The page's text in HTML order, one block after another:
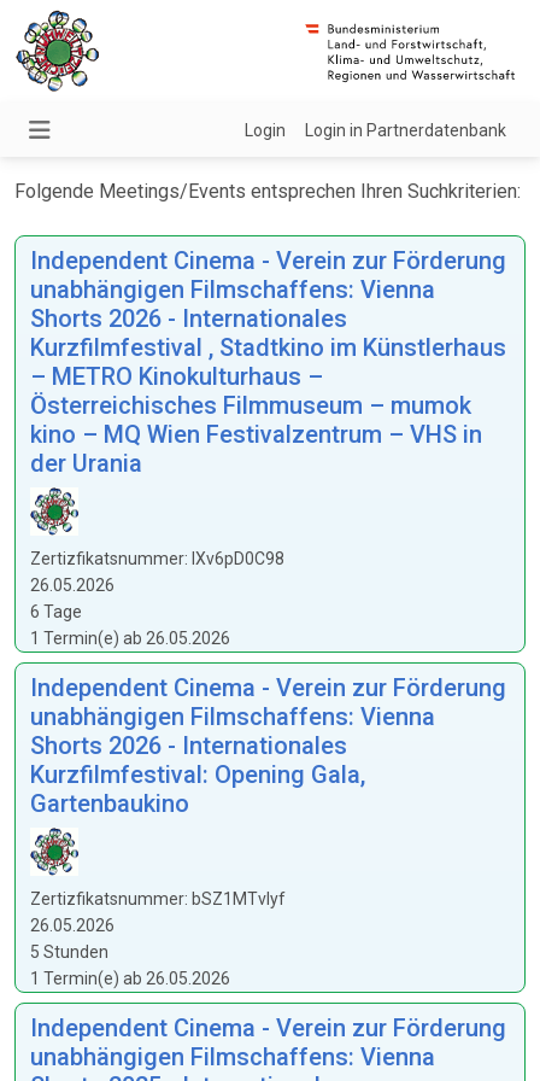
Login Login in Partnerdatenbank
Folgende Meetings/Events entsprechen Ihren Suchkriterien:
Independent Cinema - Verein zur Förderung
unabhängigen Filmschaffens: Vienna
Shorts 2026 - Internationales
Kurzfilmfestival , Stadtkino im Künstlerhaus
– METRO Kinokulturhaus –
Österreichisches Filmmuseum – mumok
kino – MQ Wien Festivalzentrum – VHS in
der Urania
Zertizfikatsnummer: IXv6pD0C98
26.05.2026
6 Tage
1 Termin(e) ab 26.05.2026
Independent Cinema - Verein zur Förderung
unabhängigen Filmschaffens: Vienna
Shorts 2026 - Internationales
Kurzfilmfestival: Opening Gala,
Gartenbaukino
Zertizfikatsnummer: bSZ1MTvIyf
26.05.2026
5 Stunden
1 Termin(e) ab 26.05.2026
Independent Cinema - Verein zur Förderung
unabhängigen Filmschaffens: Vienna